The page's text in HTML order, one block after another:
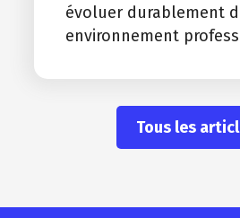
évoluer durablement
environnement
Tous les